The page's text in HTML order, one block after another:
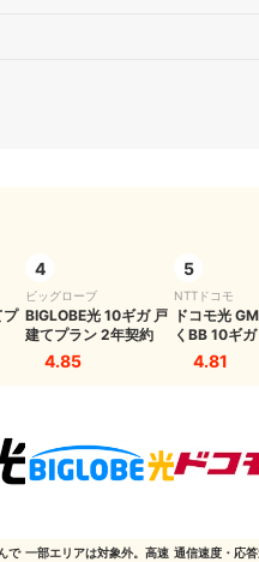
プ
で
4
ビッグローブ
BIGLOBE光 10ギガ 戸
建てプラン 2年契約
4.85
一部エリアは対象外。高速
5
NTTドコモ
ドコモ光
くBB 10ギ
ラン 2年契約
4.81
通信速度・応